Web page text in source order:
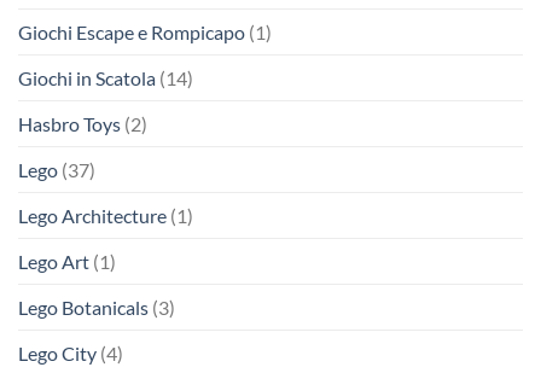
Giochi Escape e Rompicapo (1)
Giochi in Scatola (14)
Hasbro Toys (2)
Lego (37)
Lego Architecture (1)
Lego Art (1)
Lego Botanicals (3)
Lego City (4)